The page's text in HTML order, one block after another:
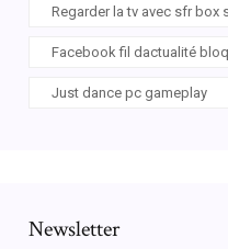
Regarder la tv avec sfr box
Facebook fil dactualité
Just dance pc gameplay
Newsletter